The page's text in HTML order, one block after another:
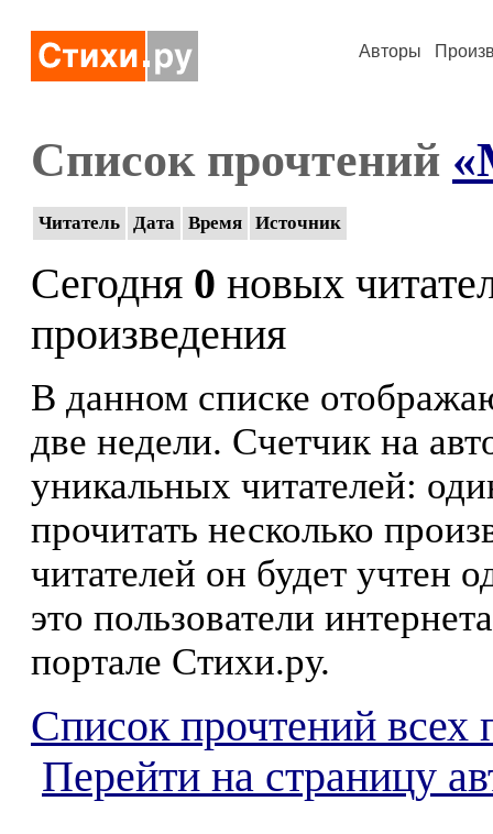
Авторы
Список прочтений
Читатель Дата Время Источник
Сегодня 0 новых
произведения
В данном списке
две недели. Счетчик на
уникальных читателей:
прочитать несколько
читателей он будет учтен
это пользователи
портале Стихи.ру.
Список прочтений всех
Перейти на страницу